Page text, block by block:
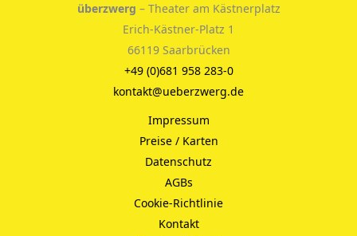
überzwerg – Theater am Kästnerplatz
Erich-Kästner-Platz 1
66119 Saarbrücken
+49 (0)681 958 283-0
kontakt@ueberzwerg.de
Impressum
Preise / Karten
Datenschutz
AGBs
Cookie-Richtlinie
Kontakt